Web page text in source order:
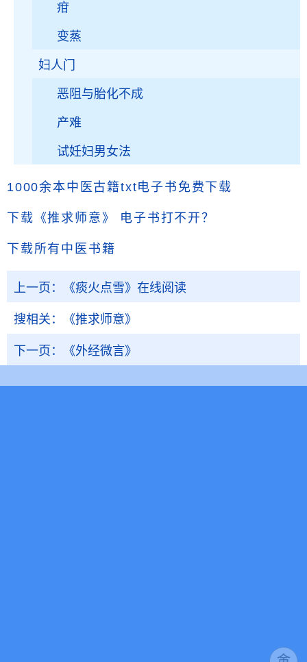
疳
变蒸
妇人门
恶阻与胎化不成
产难
试妊妇男女法
1000余本中医古籍txt电子书免费下载
下载《推求师意》 电子书打不开？
下载所有中医书籍
上一页： 《痰火点雪》在线阅读
搜相关： 《推求师意》
下一页： 《外经微言》